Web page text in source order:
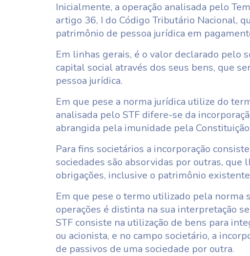
Inicialmente, a operação analisada pelo
artigo 36, I do Código Tributário Nacional,
patrimônio de pessoa jurídica em
Em linhas gerais, é o valor declarado pelo
capital social através dos seus bens, que
pessoa jurídica.
Em que pese a norma jurídica utilize do
analisada pelo STF difere-se da
abrangida pela imunidade pela
Para fins societários a incorporação
sociedades são absorvidas por outras, que
obrigações, inclusive o patrimônio
Em que pese o termo utilizado pela norma
operações é distinta na sua interpretação
STF consiste na utilização de bens para
ou acionista, e no campo societário, a
de passivos de uma sociedade por outra.